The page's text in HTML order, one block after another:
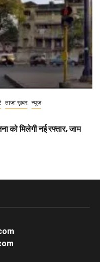
ताज़ा ख़बर न्यूज़
को मिलेगी नई रफ्तार, जाम